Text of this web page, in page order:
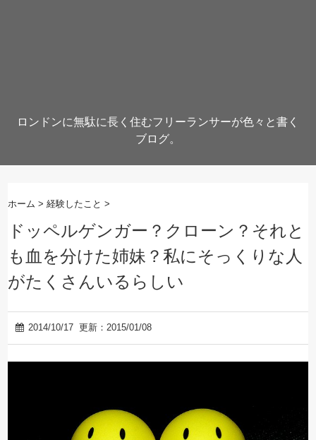
ロンドンに無駄に長く住むフリーランサーが色々と書く
ブログ。
ホーム >経験したこと >
ドッペルゲンガー？クローン？それと
も血を分けた姉妹？私にそっくりな人
がたくさんいるらしい
2014/10/17 更新：2015/01/08